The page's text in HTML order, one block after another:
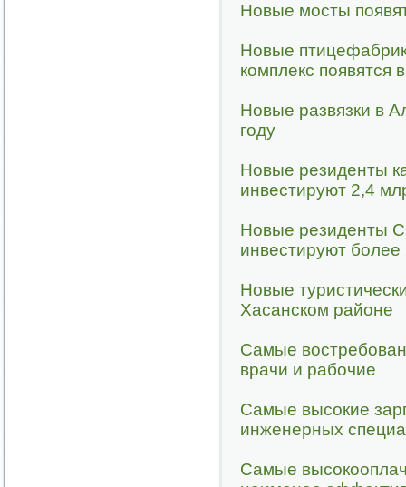
Новые мосты
Новые
комплекс появятся
Новые развязки в
году
Новые резиденты
инвестируют 2,4
Новые резиденты
инвестируют
Новые
Хасанском районе
Самые
врачи и рабочие
Самые высокие
инженерных
Самые